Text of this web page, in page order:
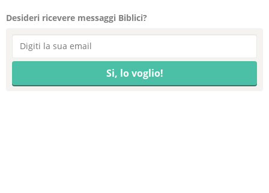
Desideri ricevere messaggi Biblici?